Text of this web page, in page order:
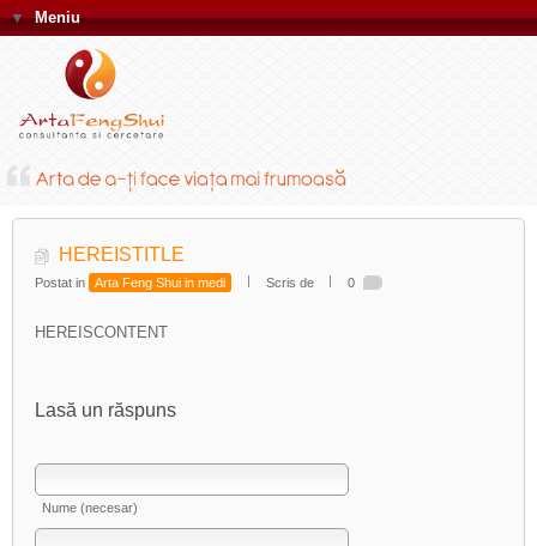
▼Meniu
HEREISTITLE
Postat in Arta Feng Shui in medi Scris de 0
HEREISCONTENT
Lasă un răspuns
Nume (necesar)